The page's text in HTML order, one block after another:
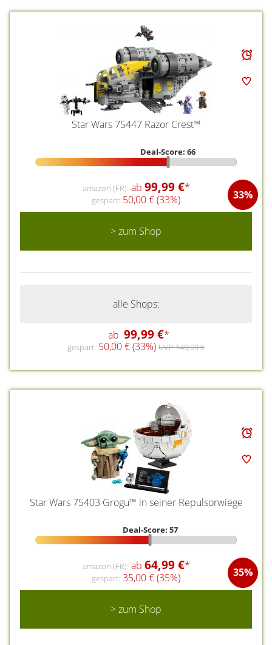
Star Wars 75447 Razor Crest™
Deal-Score: 66
amazon (FR): ab 99,99 €*
33%
gespart: 50,00 € (33%)
> zum Shop
alle Shops:
ab 99,99 €*
gespart: 50,00 € (33%) UVP 149,99 €
Star Wars 75403 Grogu™ in seiner Repulsorwiege
Deal-Score: 57
amazon (FR): ab 64,99 €*
35%
gespart: 35,00 € (35%)
> zum Shop